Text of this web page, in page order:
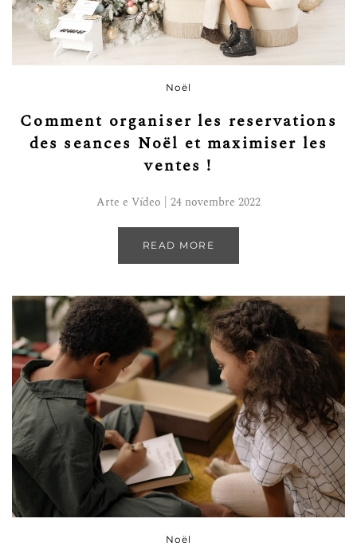
Noël
Comment organiser les reservations
des seances Noël et maximiser les
ventes !
Arte e Vídeo | 24 novembre 2022
READ MORE
Noël